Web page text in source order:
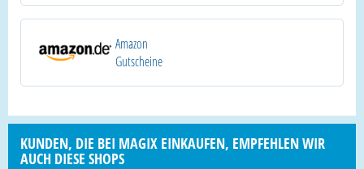
Amazon
Gutscheine
KUNDEN, DIE BEI MAGIX EINKAUFEN, EMPFEHLEN WIR
AUCH DIESE SHOPS